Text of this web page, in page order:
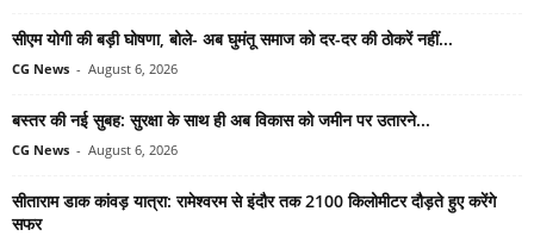
सीएम योगी की बड़ी घोषणा, बोले- अब घुमंतू समाज को दर-दर की ठोकरें नहीं...
CG News - August 6, 2026
बस्तर की नई सुबह: सुरक्षा के साथ ही अब विकास को जमीन पर उतारने...
CG News - August 6, 2026
सीताराम डाक कांवड़ यात्रा: रामेश्वरम से इंदौर तक 2100 किलोमीटर दौड़ते हुए करेंगे
सफर